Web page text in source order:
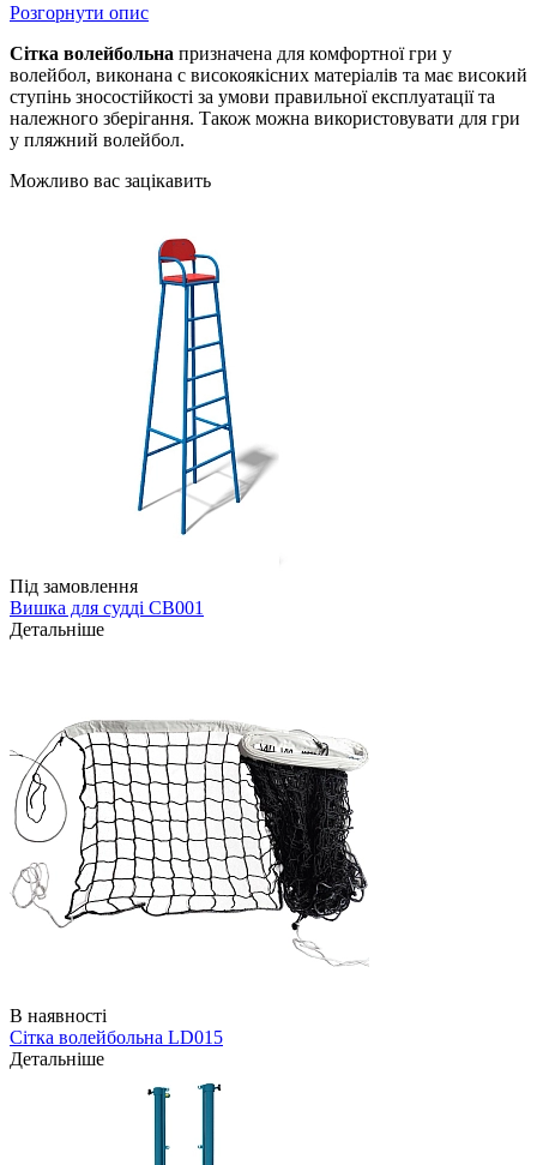
Розгорнути опис
Сітка волейбольна призначена для комфортної гри у
волейбол, виконана с високоякісних матеріалів та має високий
ступінь зносостійкості за умови правильної експлуатації та
належного зберігання. Також можна використовувати для гри
у пляжний волейбол.
Можливо вас зацікавить
Під замовлення
Вишка для судді СВ001
Детальніше
В наявності
Сітка волейбольна LD015
Детальніше